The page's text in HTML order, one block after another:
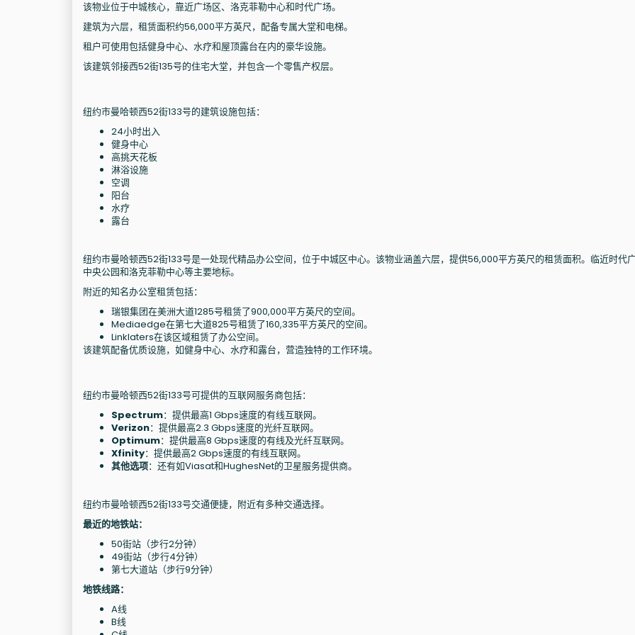
该物业位于中城核心，靠近广场区、洛克菲勒中心和时代广场。
建筑为六层，租赁面积约56,000平方英尺，配备专属大堂和电梯。
租户可使用包括健身中心、水疗和屋顶露台在内的豪华设施。
该建筑邻接西52街135号的住宅大堂，并包含一个零售产权层。
纽约市曼哈顿西52街133号的建筑设施包括：
24小时出入
健身中心
高挑天花板
淋浴设施
空调
阳台
水疗
露台
纽约市曼哈顿西52街133号是一处现代精品办公空间，位于中城区中心。该物业涵盖六层，提供56,000平方英尺的租赁面积。临近时代
中央公园和洛克菲勒中心等主要地标。
附近的知名办公室租赁包括：
瑞银集团在美洲大道1285号租赁了900,000平方英尺的空间。
Mediaedge在第七大道825号租赁了160,335平方英尺的空间。
Linklaters在该区域租赁了办公空间。
该建筑配备优质设施，如健身中心、水疗和露台，营造独特的工作环境。
纽约市曼哈顿西52街133号可提供的互联网服务商包括：
Spectrum：提供最高1 Gbps速度的有线互联网。
Verizon：提供最高2.3 Gbps速度的光纤互联网。
Optimum：提供最高8 Gbps速度的有线及光纤互联网。
Xfinity：提供最高2 Gbps速度的有线互联网。
其他选项：还有如Viasat和HughesNet的卫星服务提供商。
纽约市曼哈顿西52街133号交通便捷，附近有多种交通选择。
最近的地铁站：
50街站（步行2分钟）
49街站（步行4分钟）
第七大道站（步行9分钟）
地铁线路：
A线
B线